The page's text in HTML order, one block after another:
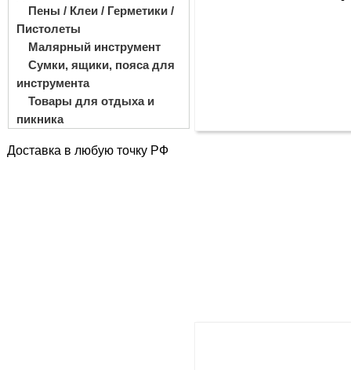
Пены / Клеи / Герметики /
Пистолеты
Малярный инструмент
Сумки, ящики, пояса для
инструмента
Товары для отдыха и
пикника
Доставка в любую точку РФ